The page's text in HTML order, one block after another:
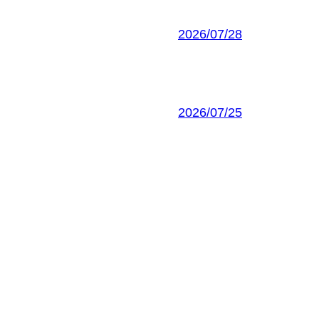
2026/07/28
2026/07/25